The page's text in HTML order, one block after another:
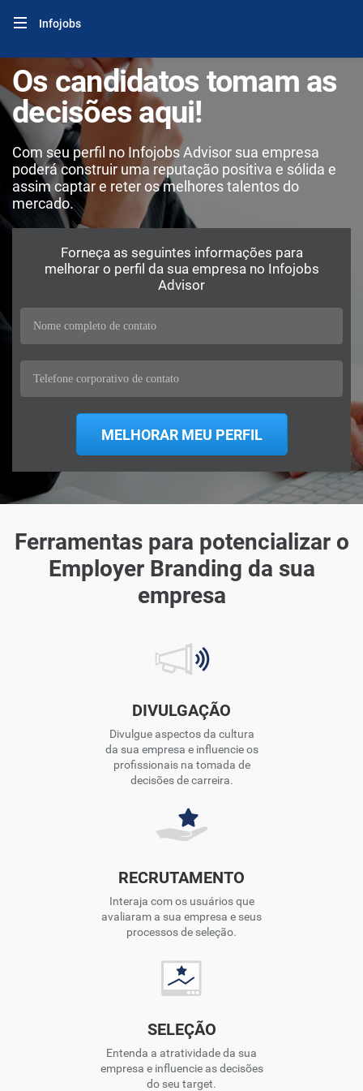
Infojobs
Os candidatos tomam as
decisões aqui!
Com seu perfil no Infojobs Advisor sua empresa
poderá construir uma reputação positiva e sólida e
assim captar e reter os melhores talentos do
mercado.
Forneça as seguintes informações para
melhorar o perfil da sua empresa no Infojobs
Advisor
Ferramentas para potencializar o
Employer Branding da sua
empresa
DIVULGAÇÃO
Divulgue aspectos da cultura
da sua empresa e influencie os
profissionais na tomada de
decisões de carreira.
RECRUTAMENTO
Interaja com os usuários que
avaliaram a sua empresa e seus
processos de seleção.
SELEÇÃO
Entenda a atratividade da sua
empresa e influencie as decisões
do seu target.